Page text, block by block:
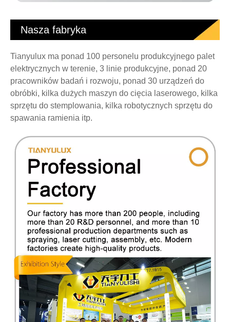
Nasza fabryka
Tianyulux ma ponad 100 personelu produkcyjnego palet
elektrycznych w terenie, 3 linie produkcyjne, ponad 20
pracowników badań i rozwoju, ponad 30 urządzeń do
obróbki, kilka dużych maszyn do cięcia laserowego, kilka
sprzętu do stemplowania, kilka robotycznych sprzętu do
spawania ramienia itp.